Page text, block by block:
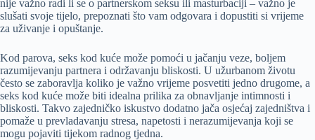
nije važno radi li se o partnerskom seksu ili masturbaciji – važno je
slušati svoje tijelo, prepoznati što vam odgovara i dopustiti si vrijeme
za uživanje i opuštanje.
Kod parova, seks kod kuće može pomoći u jačanju veze, boljem
razumijevanju partnera i održavanju bliskosti. U užurbanom životu
često se zaboravlja koliko je važno vrijeme posvetiti jedno drugome, a
seks kod kuće može biti idealna prilika za obnavljanje intimnosti i
bliskosti. Takvo zajedničko iskustvo dodatno jača osjećaj zajedništva i
pomaže u prevladavanju stresa, napetosti i nerazumijevanja koji se
mogu pojaviti tijekom radnog tjedna.